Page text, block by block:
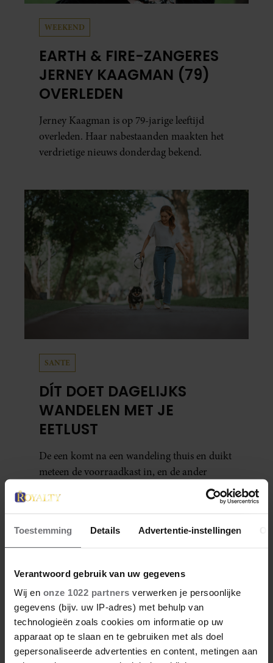
Toestemming Details Advertentie-instellingen
Verantwoord gebruik van uw gegevens
Wij en onze 1022 partners verwerken je persoonlijke
gegevens (bijv. uw IP-adres) met behulp van
technologieën zoals cookies om informatie op uw
apparaat op te slaan en te gebruiken met als doel
gepersonaliseerde advertenties en content, metingen aan
WEEKEND
EARTH & FIRE-ZANGERES
JERNEY KAAGMAN (79)
OVERLEDEN
Jerney Kaagman is op 79-jarige leeftijd
overleden. Haar nabestaanden maakten het
verdrietige nieuws donderdag bekend.
SANTE
DÍT DOET DAGELIJKS
WANDELEN MET JE
EETLUST
De een komt na een wandeling thuis en duikt
meteen de voorraadkast in, en de ander
merkt juist dat de trek in een tussendoortje
na zo’n zelfde wandeling verdwenen is. Dat
blijkt uit onderzoek een stuk te kort door de
bocht. Er gebeurt iets veel interessanters.
Vera Guldemeester
Vera Guldemeester werkt sinds 2023 als
freelance redacteur bij Royalty Online en